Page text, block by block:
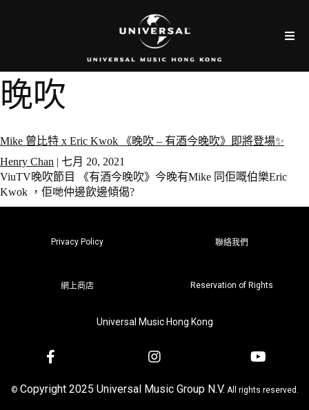
晚吹
Mike 曾比特 x Eric Kwok 《晚吹 – 有酒今晚吹》即將登場✨
Henry Chan | 七月 20, 2021
ViuTV晚吹節目 《有酒今晚吹》今晚有Mike 同佢嘅伯樂Eric
Kwok ，佢哋仲邊飲邊傾偈?
Privacy Policy 聯絡我們
網上商店 Reservation of Rights
Universal Music Hong Kong
© Copyright 2025 Universal Music Group N.V. All rights reserved.